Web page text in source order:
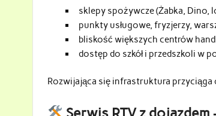
sklepy spożywcze (Żabka, Dino,
punkty usługowe, fryzjerzy,
bliskość większych centrów
dostęp do szkół i przedszkoli w
Rozwijająca się infrastruktura przyciąga
Serwis RTV z